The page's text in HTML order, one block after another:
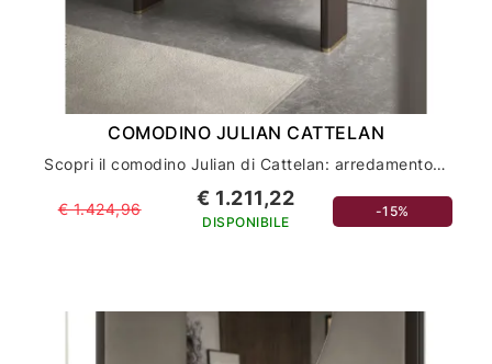
COMODINO JULIAN CATTELAN
Scopri il comodino Julian di Cattelan: arredamento di lusso per la tua casa
€ 1.424,96 € 1.211,22
DISPONIBILE
-15%